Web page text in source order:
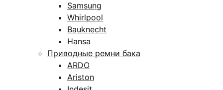
Samsung
Whirlpool
Bauknecht
Hansa
Приводные ремни бака
ARDO
Ariston